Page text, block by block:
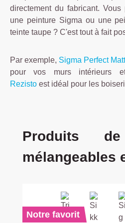
directement du fabricant. Vous
une peinture Sigma ou une
teinte taupe ? C'est tout à fait
Par exemple, Sigma Perfect Matt
pour vos murs intérieurs
Rezisto est idéal pour les
Ignorer la galerie de produits
Produits
mélangeables
Notre favorit